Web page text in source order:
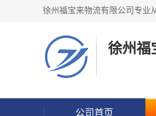
徐州福
公司首页